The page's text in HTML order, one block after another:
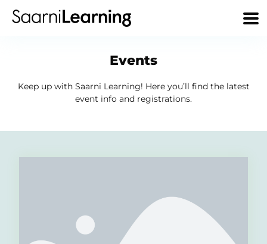
Events
Keep up with Saarni Learning! Here you’ll find the latest
event info and registrations.